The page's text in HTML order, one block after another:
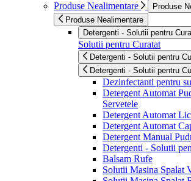
Produse Nealimentare
Produse
Produse Nealimentare
Detergenti - Solutii pentru
Solutii pentru Curatat
Detergenti - Solutii pentru
Detergenti - Solutii pentru
Dezinfectanti pentru
Detergent Automat
Servetele
Detergent Automat
Detergent Automat
Detergent Manual
Detergenti - Solutii
Balsam Rufe
Solutii Masina Spalat